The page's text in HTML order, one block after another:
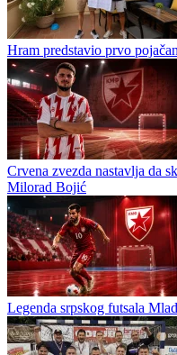
Hram predstavio prvo
Crvena zvezda nastavlja da
Milorad Bojić
Legenda srpskog futsala